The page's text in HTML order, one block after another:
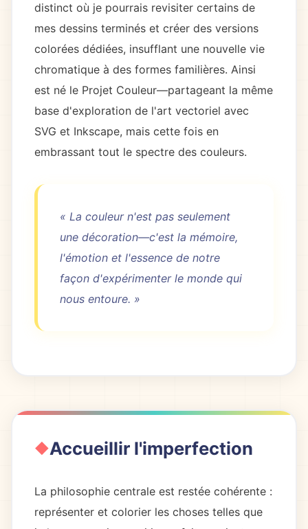
distinct où je pourrais revisiter certains de
mes dessins terminés et créer des versions
colorées dédiées, insufflant une nouvelle vie
chromatique à des formes familières. Ainsi
est né le Projet Couleur—partageant la même
base d'exploration de l'art vectoriel avec
SVG et Inkscape, mais cette fois en
embrassant tout le spectre des couleurs.
« La couleur n'est pas seulement
une décoration—c'est la mémoire,
l'émotion et l'essence de notre
façon d'expérimenter le monde qui
nous entoure. »
Accueillir l'imperfection
La philosophie centrale est restée cohérente :
représenter et colorier les choses telles que